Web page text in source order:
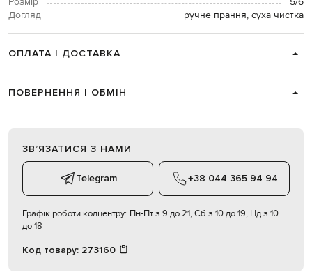
Догляд
ручне прання, суха чистка
ОПЛАТА І ДОСТАВКА
ПОВЕРНЕННЯ І ОБМІН
ЗВʼЯЗАТИСЯ З НАМИ
Telegram +38 044 365 94 94
Графік роботи колцентру: Пн-Пт з 9 до 21, Сб з 10 до 19, Нд з 10
до 18
Код товару: 273160